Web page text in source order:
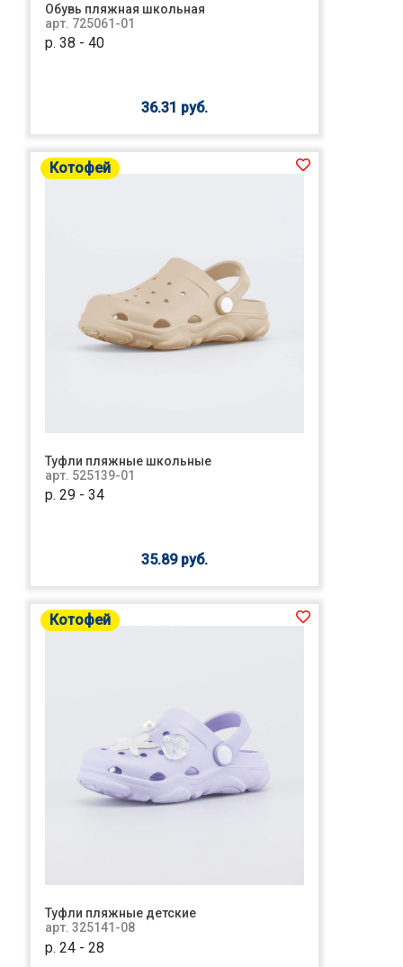
Обувь пляжная школьная
арт. 725061-01
р. 38 - 40
36.31 руб.
Котофей
Туфли пляжные школьные
арт. 525139-01
р. 29 - 34
35.89 руб.
Котофей
Туфли пляжные детские
арт. 325141-08
р. 24 - 28